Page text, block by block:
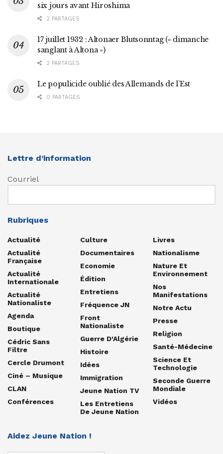
six jours avant Hiroshima
2 PARTAGES
17 juillet 1932 : Altonaer Blutsonntag (« dimanche
sanglant à Altona »)
2 PARTAGES
Le populicide oublié des Allemands de l’Est
0 PARTAGES
Lettre d’information
Courriel
Rubriques
Actualité
Actualité
Française
Actualité
Internationale
Actualité
Nationaliste
Agenda
Boutique
Cédric Sans
Filtre
Cercle Drumont
Ciné – Musique
CLAN
Conférences
Culture
Documentaires
Economie
Édition
Entretiens
Fréquence JN
Front
Nationaliste
Guerre D'Algérie
Histoire
Idées
Immigration
Jeune Nation TV
Les Entretiens
De Jeune Nation
Livres
Nationalisme
Nature Et
Environnement
Nos
Manifestations
Notre Actu
Presse
Religion
Santé-Médecine
Science Et
Technologie
Seconde Guerre
Mondiale
Vidéos
Aidez Jeune Nation !